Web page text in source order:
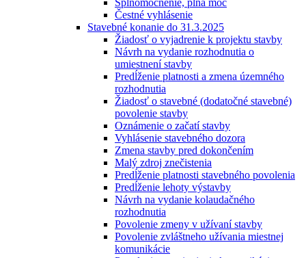
Splnomocnenie, plná moc
Čestné vyhlásenie
Stavebné konanie do 31.3.2025
Žiadosť o vyjadrenie k projektu stavby
Návrh na vydanie rozhodnutia o
umiestnení stavby
Predĺženie platnosti a zmena územného
rozhodnutia
Žiadosť o stavebné (dodatočné stavebné)
povolenie stavby
Oznámenie o začatí stavby
Vyhlásenie stavebného dozora
Zmena stavby pred dokončením
Malý zdroj znečistenia
Predĺženie platnosti stavebného povolenia
Predĺženie lehoty výstavby
Návrh na vydanie kolaudačného
rozhodnutia
Povolenie zmeny v užívaní stavby
Povolenie zvláštneho užívania miestnej
komunikácie